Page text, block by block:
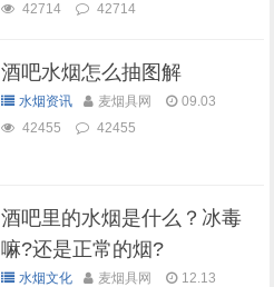
42714
42714
酒吧水烟怎么抽图解
水烟资讯 麦烟具网
09.03
42455
42455
酒吧里的水烟是什么？冰毒
嘛?还是正常的烟?
水烟文化 麦烟具网
12.13